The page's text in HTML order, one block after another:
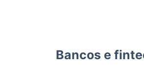
Bancos e